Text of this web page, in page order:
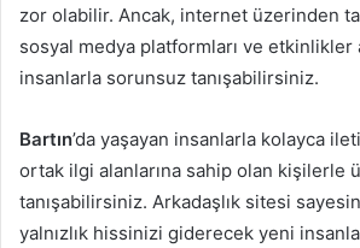
zor olabilir. Ancak, internet üzerinden
sosyal medya platformları ve etkinlikler
insanlarla sorunsuz tanışabilirsiniz.
Bartın’da yaşayan insanlarla kolayca
ortak ilgi alanlarına sahip olan kişilerle
tanışabilirsiniz. Arkadaşlık sitesi
yalnızlık hissinizi giderecek yeni